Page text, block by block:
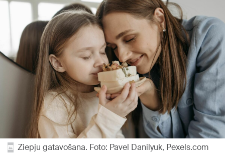
Ziepju gatavošana. Foto: Pavel Danilyuk, Pexels.com